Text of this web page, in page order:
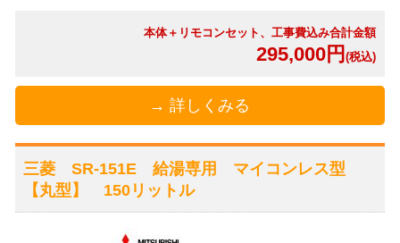
本体＋リモコンセット、工事費込み合計金額
295,000円 (税込)
→ 詳しくみる
三菱 SR-151E 給湯専用 マイコンレス型
【丸型】 150リットル